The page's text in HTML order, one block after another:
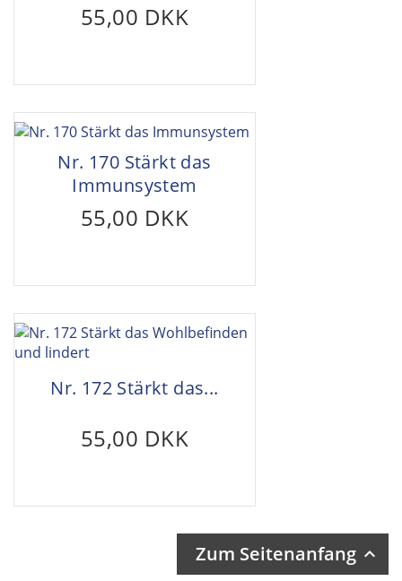
55,00 DKK
Nr. 170 Stärkt das
Immunsystem
55,00 DKK
Nr. 172 Stärkt das...
55,00 DKK
Zum Seitenanfang 